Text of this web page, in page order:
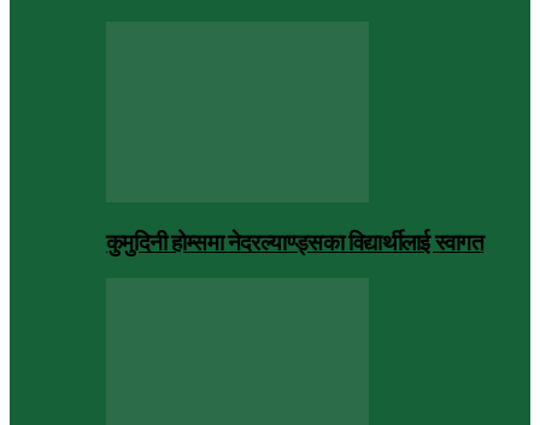
कुमुदिनी होम्समा नेदरल्याण्ड्सका विद्यार्थीलाई स्वागत